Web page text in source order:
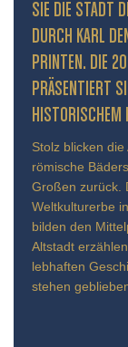
IE DIE STADT
URCH KARL
INTEN. DIE 2000
ÄSENTIERT
TORISCHEM
Stolz blicken
römische
Großen zurück.
Weltkulturerbe
bilden den
Altstadt
lebhaften
stehen